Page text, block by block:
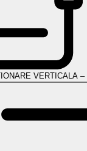
VERTICALA –